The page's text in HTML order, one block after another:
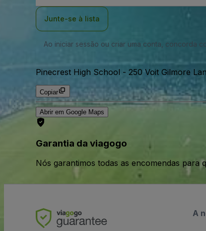
Junte-se à lista
Ao iniciar sessão ou criar uma conta, concorda
Pinecrest High School - 250 Voit Gilmore
Copiar
Abrir em Google Maps
Garantia da viagogo
Nós garantimos todas as encomendas
A